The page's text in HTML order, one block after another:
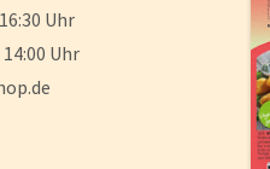
Uhr
Uhr